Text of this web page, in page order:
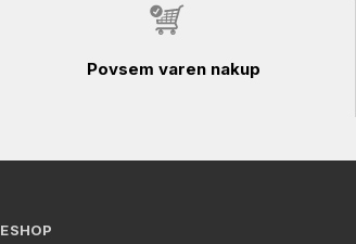
Povsem varen nakup
ESHOP